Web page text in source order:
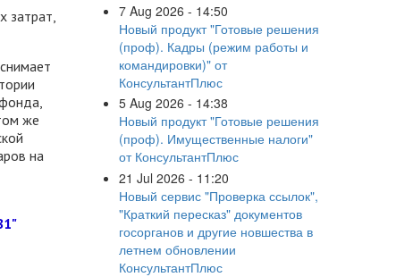
затрат,
же
на
7 Aug 2026 - 14:50
Новый продукт "Готовые решения
(проф). Кадры (режим работы и
командировки)" от
КонсультантПлюс
5 Aug 2026 - 14:38
Новый продукт "Готовые решения
(проф). Имущественные налоги"
от КонсультантПлюс
21 Jul 2026 - 11:20
Новый сервис "Проверка ссылок",
"Краткий пересказ" документов
госорганов и другие новшества в
летнем обновлении
КонсультантПлюс